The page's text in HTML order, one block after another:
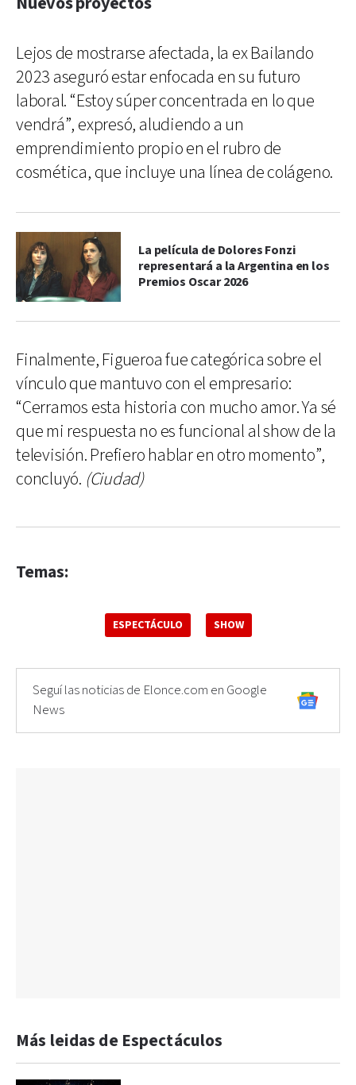
Lejos de mostrarse afectada, la ex Bailando
2023 aseguró estar enfocada en su futuro
laboral. “Estoy súper concentrada en lo que
vendrá”, expresó, aludiendo a un
emprendimiento propio en el rubro de
cosmética, que incluye una línea de colágeno.
La película de Dolores Fonzi
representará a la Argentina en los
Premios Oscar 2026
Finalmente, Figueroa fue categórica sobre el
vínculo que mantuvo con el empresario:
“Cerramos esta historia con mucho amor. Ya sé
que mi respuesta no es funcional al show de la
televisión. Prefiero hablar en otro momento”,
concluyó. (Ciudad)
Temas:
ESPECTÁCULO SHOW
Seguí las noticias de Elonce.com en Google
News
Más leidas de Espectáculos